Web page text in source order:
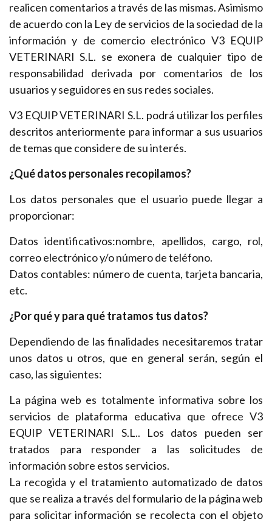
realicen comentarios a través de las mismas. Asimismo
de acuerdo con la Ley de servicios de la sociedad de la
información y de comercio electrónico V3 EQUIP
VETERINARI S.L. se exonera de cualquier tipo de
responsabilidad derivada por comentarios de los
usuarios y seguidores en sus redes sociales.
V3 EQUIP VETERINARI S.L. podrá utilizar los perfiles
descritos anteriormente para informar a sus usuarios
de temas que considere de su interés.
¿Qué datos personales recopilamos?
Los datos personales que el usuario puede llegar a
proporcionar:
Datos identificativos:nombre, apellidos, cargo, rol,
correo electrónico y/o número de teléfono.
Datos contables: número de cuenta, tarjeta bancaria,
etc.
¿Por qué y para qué tratamos tus datos?
Dependiendo de las finalidades necesitaremos tratar
unos datos u otros, que en general serán, según el
caso, las siguientes:
La página web es totalmente informativa sobre los
servicios de plataforma educativa que ofrece V3
EQUIP VETERINARI S.L.. Los datos pueden ser
tratados para responder a las solicitudes de
información sobre estos servicios.
La recogida y el tratamiento automatizado de datos
que se realiza a través del formulario de la página web
para solicitar información se recolecta con el objeto